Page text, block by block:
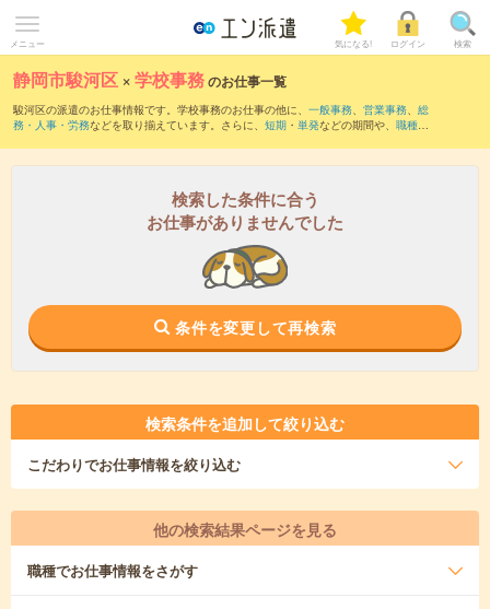
メニュー 気になる! ログイン 検索
静岡市駿河区 ×学校事務のお仕事一覧
駿河区の派遣のお仕事情報です。学校事務のお仕事の他に、 一般事務、 営業事務、 総
務・人事・労務などを取り揃えています。さらに、 短期 ・ 単発などの期間や、 職種未
検索した条件に合う
お仕事がありませんでした
条件を変更して再検索
検索条件を追加して絞り込む
こだわりでお仕事情報を絞り込む
他の検索結果ページを見る
職種でお仕事情報をさがす